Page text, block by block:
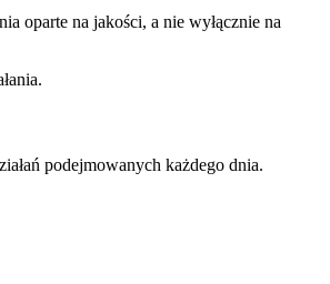
oparte na jakości, a nie wyłącznie na
podejmowanych każdego dnia.